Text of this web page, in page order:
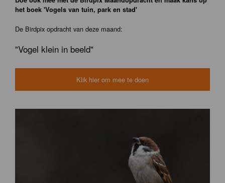
het boek 'Vogels van tuin, park en stad'
De Birdpix opdracht van deze maand:
"Vogel klein in beeld"
Klik hier om mee te doen